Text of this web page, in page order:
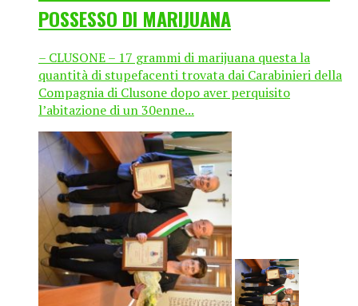
POSSESSO DI MARIJUANA
– CLUSONE – 17 grammi di marijuana questa la
quantità di stupefacenti trovata dai Carabinieri della
Compagnia di Clusone dopo aver perquisito
l’abitazione di un 30enne...